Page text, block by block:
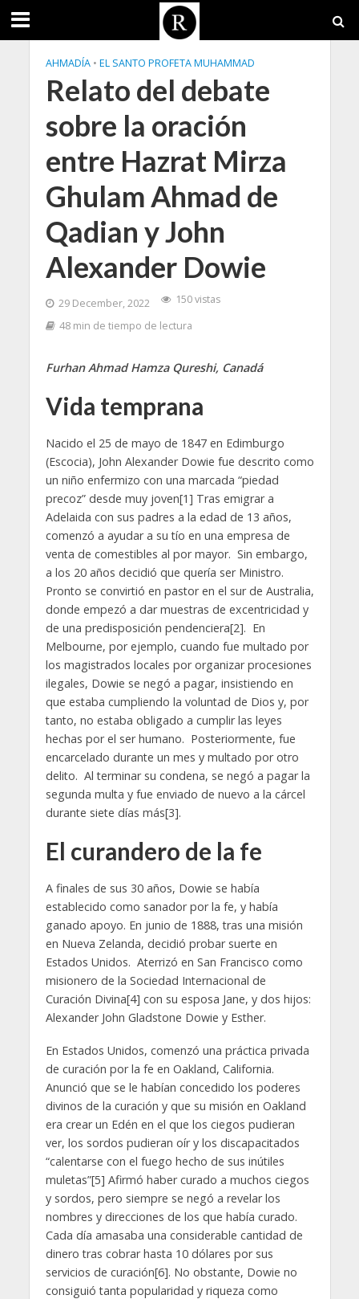
AHMADÍA • EL SANTO PROFETA MUHAMMAD
Relato del debate
sobre la oración
entre Hazrat Mirza
Ghulam Ahmad de
Qadian y John
Alexander Dowie
29 December, 2022
150 vistas
48 min de tiempo de lectura
Furhan Ahmad Hamza Qureshi, Canadá
Vida temprana
Nacido el 25 de mayo de 1847 en Edimburgo
(Escocia), John Alexander Dowie fue descrito como
un niño enfermizo con una marcada “piedad
precoz” desde muy joven[1] Tras emigrar a
Adelaida con sus padres a la edad de 13 años,
comenzó a ayudar a su tío en una empresa de
venta de comestibles al por mayor. Sin embargo,
a los 20 años decidió que quería ser Ministro.
Pronto se convirtió en pastor en el sur de Australia,
donde empezó a dar muestras de excentricidad y
de una predisposición pendenciera[2]. En
Melbourne, por ejemplo, cuando fue multado por
los magistrados locales por organizar procesiones
ilegales, Dowie se negó a pagar, insistiendo en
que estaba cumpliendo la voluntad de Dios y, por
tanto, no estaba obligado a cumplir las leyes
hechas por el ser humano. Posteriormente, fue
encarcelado durante un mes y multado por otro
delito. Al terminar su condena, se negó a pagar la
segunda multa y fue enviado de nuevo a la cárcel
durante siete días más[3].
El curandero de la fe
A finales de sus 30 años, Dowie se había
establecido como sanador por la fe, y había
ganado apoyo. En junio de 1888, tras una misión
en Nueva Zelanda, decidió probar suerte en
Estados Unidos. Aterrizó en San Francisco como
misionero de la Sociedad Internacional de
Curación Divina[4] con su esposa Jane, y dos hijos:
Alexander John Gladstone Dowie y Esther.
En Estados Unidos, comenzó una práctica privada
de curación por la fe en Oakland, California.
Anunció que se le habían concedido los poderes
divinos de la curación y que su misión en Oakland
era crear un Edén en el que los ciegos pudieran
ver, los sordos pudieran oír y los discapacitados
“calentarse con el fuego hecho de sus inútiles
muletas”[5] Afirmó haber curado a muchos ciegos
y sordos, pero siempre se negó a revelar los
nombres y direcciones de los que había curado.
Cada día amasaba una considerable cantidad de
dinero tras cobrar hasta 10 dólares por sus
servicios de curación[6]. No obstante, Dowie no
consiguió tanta popularidad y riqueza como